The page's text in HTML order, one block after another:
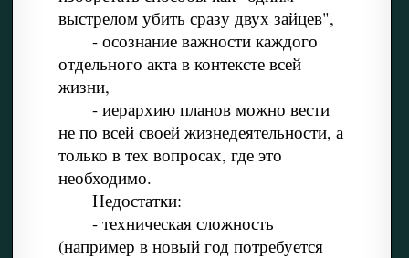
выстрелом убить сразу двух зайцев",
- осознание важности каждого
отдельного акта в контексте всей
жизни,
- иерархию планов можно вести
не по всей своей жизнедеятельности, а
только в тех вопросах, где это
необходимо.
Недостатки:
- техническая сложность
(например в новый год потребуется